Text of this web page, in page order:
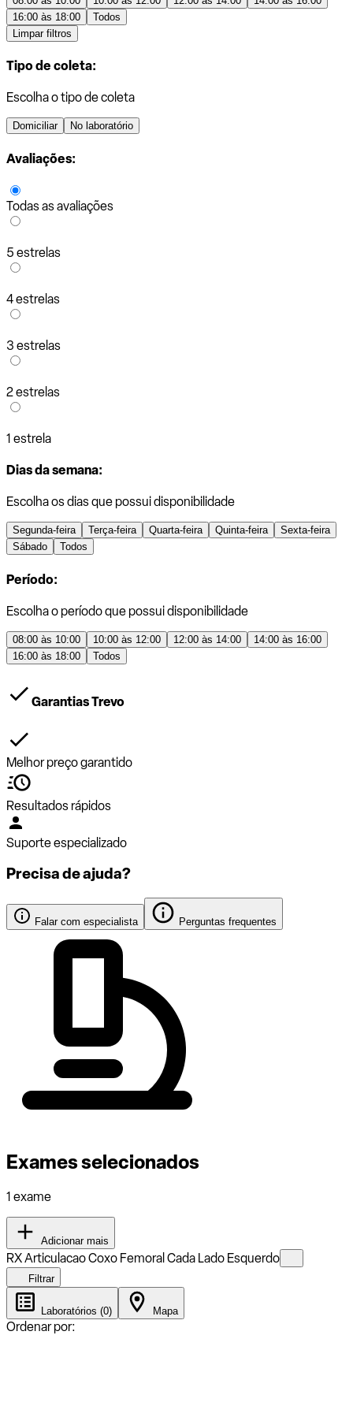
16:00 às 18:00
Todos
Limpar filtros
Tipo de coleta:
Escolha o tipo de coleta
Domiciliar No laboratório
Avaliações:
Todas as avaliações
5 estrelas
4 estrelas
3 estrelas
2 estrelas
1 estrela
Dias da semana:
Escolha os dias que possui disponibilidade
Segunda-feira Terça-feira Quarta-feira Quinta-feira
Sexta-feira
Sábado
Todos
Período:
Escolha o período que possui disponibilidade
08:00 às 10:00 10:00 às 12:00 12:00 às 14:00
14:00 às 16:00
16:00 às 18:00
Todos
Garantias Trevo
Melhor preço garantido
Resultados rápidos
Suporte especializado
Precisa de ajuda?
Falar com especialista Perguntas frequentes
Exames selecionados
1 exame
Adicionar mais
RX Articulacao Coxo Femoral Cada Lado Esquerdo
Filtrar
Laboratórios (0) Mapa
Ordenar por: